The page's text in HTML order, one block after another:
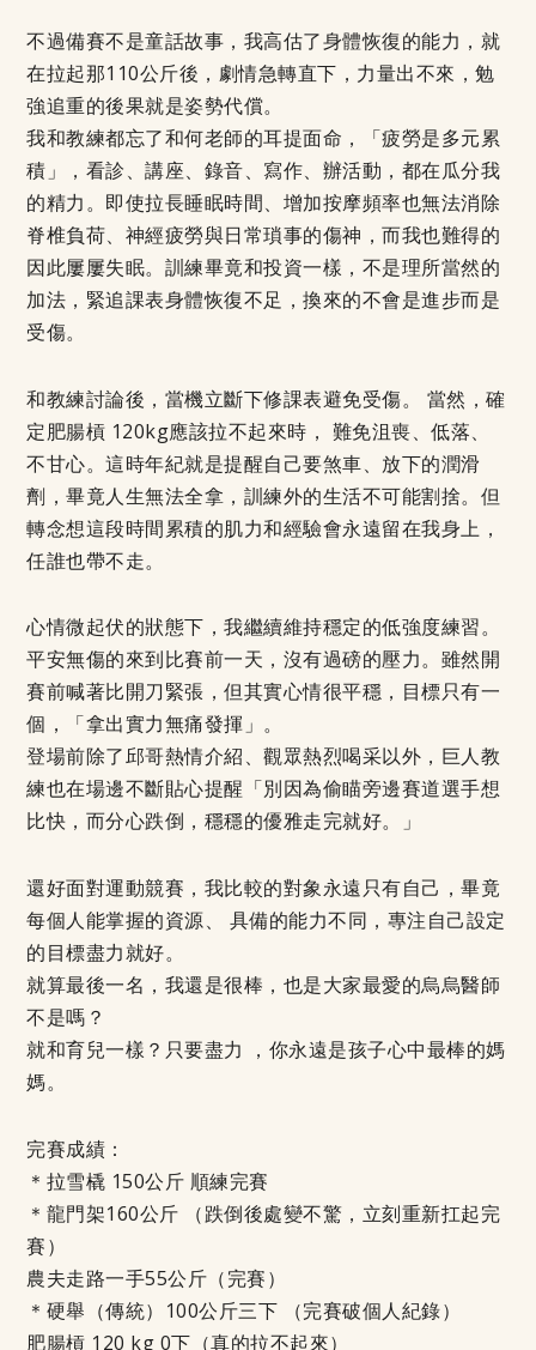
不過備賽不是童話故事，我高估了身體恢復的能力，就
在拉起那110公斤後，劇情急轉直下，力量出不來，勉
強追重的後果就是姿勢代償。
我和教練都忘了和何老師的耳提面命，「疲勞是多元累
積」，看診、講座、錄音、寫作、辦活動，都在瓜分我
的精力。即使拉長睡眠時間、增加按摩頻率也無法消除
脊椎負荷、神經疲勞與日常瑣事的傷神，而我也難得的
因此屢屢失眠。訓練畢竟和投資一樣，不是理所當然的
加法，緊追課表身體恢復不足，換來的不會是進步而是
受傷。
和教練討論後，當機立斷下修課表避免受傷。 當然，確
定肥腸槓 120kg應該拉不起來時， 難免沮喪、低落、
不甘心。這時年紀就是提醒自己要煞車、放下的潤滑
劑，畢竟人生無法全拿，訓練外的生活不可能割捨。但
轉念想這段時間累積的肌力和經驗會永遠留在我身上，
任誰也帶不走。
心情微起伏的狀態下，我繼續維持穩定的低強度練習。
平安無傷的來到比賽前一天，沒有過磅的壓力。雖然開
賽前喊著比開刀緊張，但其實心情很平穩，目標只有一
個，「拿出實力無痛發揮」。
登場前除了邱哥熱情介紹、觀眾熱烈喝采以外，巨人教
練也在場邊不斷貼心提醒「別因為偷瞄旁邊賽道選手想
比快，而分心跌倒，穩穩的優雅走完就好。」
還好面對運動競賽，我比較的對象永遠只有自己，畢竟
每個人能掌握的資源、 具備的能力不同，專注自己設定
的目標盡力就好。
就算最後一名，我還是很棒，也是大家最愛的烏烏醫師
不是嗎？
就和育兒一樣？只要盡力 ，你永遠是孩子心中最棒的媽
媽。
完賽成績：
＊拉雪橇 150公斤 順練完賽
＊龍門架160公斤 （跌倒後處變不驚，立刻重新扛起完
賽）
農夫走路一手55公斤（完賽）
＊硬舉（傳統）100公斤三下 （完賽破個人紀錄）
肥腸槓 120 kg 0下（真的拉不起來）